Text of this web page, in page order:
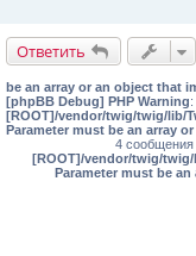
Ответить
be an array or an object that
[phpBB Debug] PHP Warning
[ROOT]/vendor/twig/twig/lib/
Parameter must be an array
4 сообщения
[ROOT]/vendor/twig/
Parameter must be